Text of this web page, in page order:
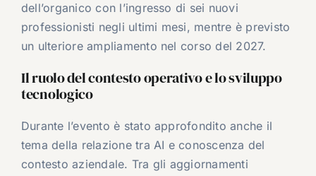
dell’organico con l’ingresso di sei nuovi
professionisti negli ultimi mesi, mentre è previsto
un ulteriore ampliamento nel corso del 2027.
Il ruolo del contesto operativo e lo sviluppo
tecnologico
Durante l’evento è stato approfondito anche il
tema della relazione tra AI e conoscenza del
contesto aziendale. Tra gli aggiornamenti